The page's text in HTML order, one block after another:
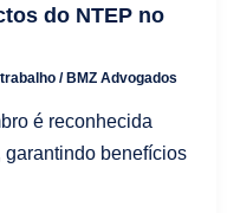
do NTEP no
/BMZ Advogados
é reconhecida
garantindo benefícios